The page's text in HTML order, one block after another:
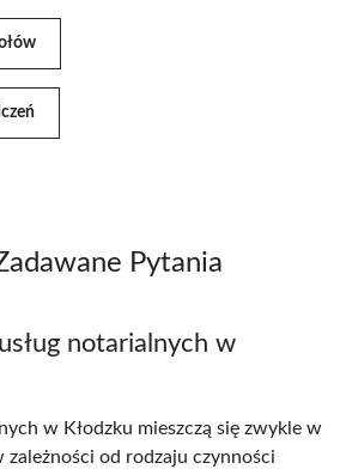
Pytania
notarialnych w
w Kłodzku mieszczą się zwykle w
zależności od rodzaju czynności